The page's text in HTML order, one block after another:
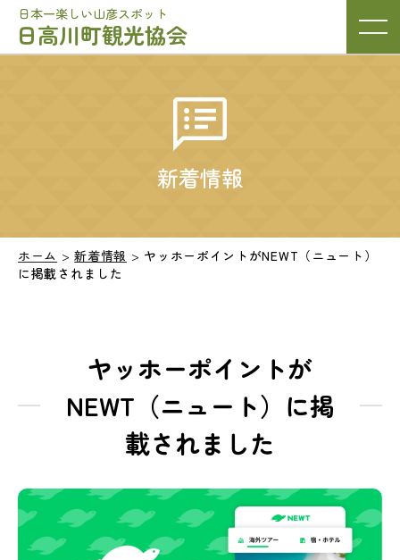
日本一楽しい山彦スポット
日高川町観光協会
新着情報
ホーム >新着情報 > ヤッホーポイントがNEWT（ニュート）
に掲載されました
ヤッホーポイントが
NEWT（ニュート）に掲
載されました